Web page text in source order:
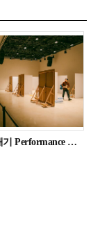
퍼포먼스 연대기 Performance History